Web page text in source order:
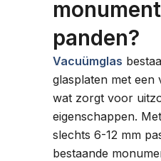
panden?
Vacuümglas
glasplaten met een
wat zorgt voor
eigenschappen.
slechts 6-12 mm
bestaande